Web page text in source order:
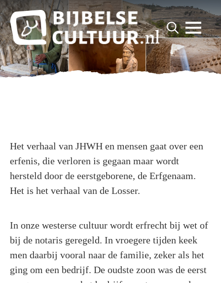
Search
for:
for:
Het verhaal van JHWH en mensen gaat over een
erfenis, die verloren is gegaan maar wordt
hersteld door de eerstgeborene, de Erfgenaam.
Het is het verhaal van de Losser.
In onze westerse cultuur wordt erfrecht bij wet of
bij de notaris geregeld. In vroegere tijden keek
men daarbij vooral naar de familie, zeker als het
ging om een bedrijf. De oudste zoon was de eerst